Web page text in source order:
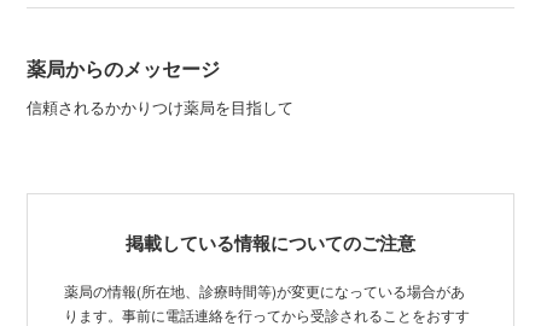
薬局からのメッセージ
信頼されるかかりつけ薬局を目指して
掲載している情報についてのご注意
薬局の情報(所在地、診療時間等)が変更になっている場合があ
ります。事前に電話連絡を行ってから受診されることをおすす